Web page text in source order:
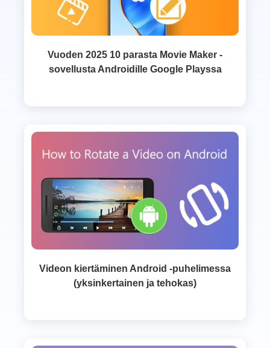
Vuoden 2025 10 parasta Movie Maker -
sovellusta Androidille Google Playssa
Videon kiertäminen Android -puhelimessa
(yksinkertainen ja tehokas)